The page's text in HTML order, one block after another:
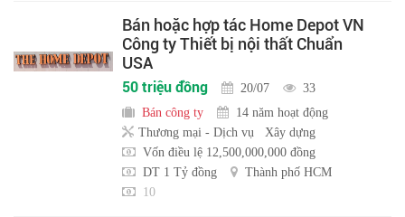
Bán hoặc hợp tác Home Depot VN
Công ty Thiết bị nội thất Chuẩn
USA
50 triệu đồng 20/07
33
Bán công ty
14 năm hoạt động
Thương mại - Dịch vụ
Xây dựng
Vốn điều lệ 12,500,000,000 đồng
DT 1 Tỷ đồng
Thành phố HCM
10